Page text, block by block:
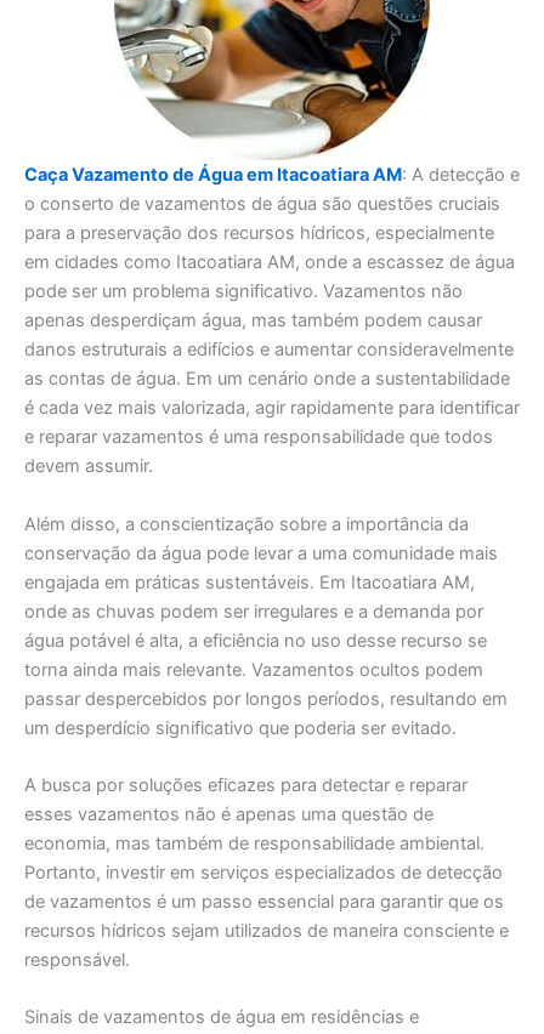
Caça Vazamento de Água em Itacoatiara AM: A detecção e
o conserto de vazamentos de água são questões cruciais
para a preservação dos recursos hídricos, especialmente
em cidades como Itacoatiara AM, onde a escassez de água
pode ser um problema significativo. Vazamentos não
apenas desperdiçam água, mas também podem causar
danos estruturais a edifícios e aumentar consideravelmente
as contas de água. Em um cenário onde a sustentabilidade
é cada vez mais valorizada, agir rapidamente para identificar
e reparar vazamentos é uma responsabilidade que todos
devem assumir.
Além disso, a conscientização sobre a importância da
conservação da água pode levar a uma comunidade mais
engajada em práticas sustentáveis. Em Itacoatiara AM,
onde as chuvas podem ser irregulares e a demanda por
água potável é alta, a eficiência no uso desse recurso se
torna ainda mais relevante. Vazamentos ocultos podem
passar despercebidos por longos períodos, resultando em
um desperdício significativo que poderia ser evitado.
A busca por soluções eficazes para detectar e reparar
esses vazamentos não é apenas uma questão de
economia, mas também de responsabilidade ambiental.
Portanto, investir em serviços especializados de detecção
de vazamentos é um passo essencial para garantir que os
recursos hídricos sejam utilizados de maneira consciente e
responsável.
Sinais de vazamentos de água em residências e